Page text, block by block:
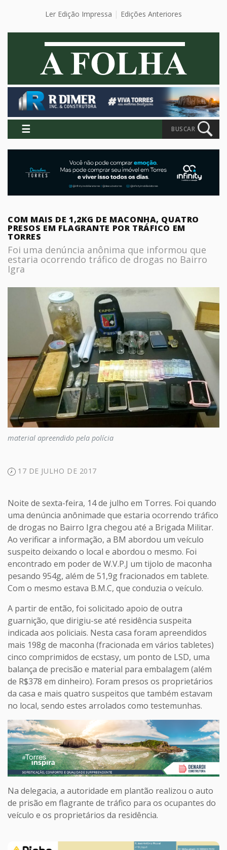
Ler Edição Impressa Edições Anteriores
☰ BUSCAR
COM MAIS DE 1,2KG DE MACONHA, QUATRO
PRESOS EM FLAGRANTE POR TRÁFICO EM
TORRES
Foi uma denúncia anônima que informou que
estaria ocorrendo tráfico de drogas no Bairro
Igra
material apreendido pela polícia
17 DE JULHO DE 2017
Noite de sexta-feira, 14 de julho em Torres. Foi quando
uma denúncia anônimade que estaria ocorrendo tráfico
de drogas no Bairro Igra chegou até a Brigada Militar.
Ao verificar a informação, a BM abordou um veículo
suspeito deixando o local e abordou o mesmo. Foi
encontrado em poder de W.V.P.J um tijolo de maconha
pesando 954g, além de 51,9g fracionados em tablete.
Com o mesmo estava B.M.C, que conduzia o veículo.
A partir de então, foi solicitado apoio de outra
guarnição, que dirigiu-se até residência suspeita
indicada aos policiais. Nesta casa foram apreendidos
mais 198g de maconha (fracionada em vários tabletes)
cinco comprimidos de ecstasy, um ponto de LSD, uma
balança de precisão e material para embalagem (além
de R$378 em dinheiro). Foram presos os proprietários
da casa e mais quatro suspeitos que também estavam
no local, sendo estes arrolados como testemunhas.
Na delegacia, a autoridade em plantão realizou o auto
de prisão em flagrante de tráfico para os ocupantes do
veículo e os proprietários da residência.